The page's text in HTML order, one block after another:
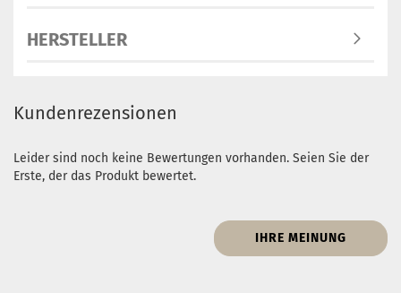
HERSTELLER
Kundenrezensionen
Leider sind noch keine Bewertungen vorhanden. Seien Sie der
Erste, der das Produkt bewertet.
IHRE MEINUNG